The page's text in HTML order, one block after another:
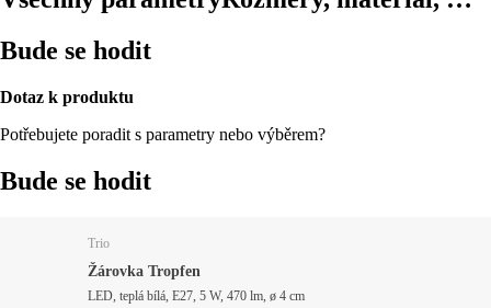
Bude se hodit
Dotaz k produktu
Potřebujete poradit s parametry nebo výběrem?
Bude se hodit
Trio
Žárovka Tropfen
LED, teplá bílá, E27, 5 W, 470 lm, ø 4 cm